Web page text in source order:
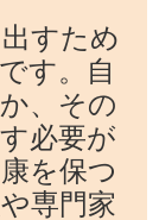
すため
す。自
、その
必要が
を保つ
専門家